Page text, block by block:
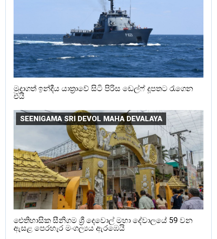
මුදාගත් ඉන්දීය යාත්‍රාවේ සිටි පිරිස ඩෙල්ෆ් දූපතට රැගෙන
එයි
SEENIGAMA SRI DEVOL MAHA DEVALAYA
ඓතිහාසික සීනිගම ශ්‍රී දෙවොල් මහා දේවාලයේ 59 වන
ඇසළ පෙරහැර මංගල්‍යය ඇරඹෙයි